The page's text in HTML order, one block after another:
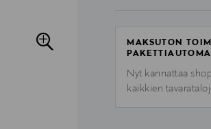
MAKSUTON
Nyt kannattaa
kaikkien